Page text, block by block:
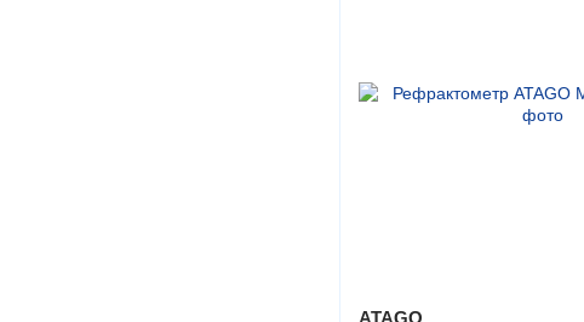
ATAGO